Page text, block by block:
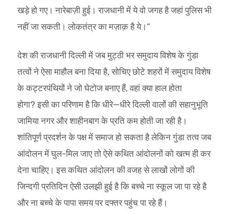
खड़े हो गए। नारेबाज़ी हुई। राजधानी में ये वो जगह है जहां पुलिस भी
नहीं जा सकती। लोकतंत्र का मज़ाक़ है ये।”
देश की राजधानी दिल्ली में जब मुट्ठी भर समुदाय विशेष के गुंडा
तत्वों ने ऐसा माहौल बना दिया है, सोचिए छोटे शहरों में समुदाय विशेष
के कट्टरपंथियों ने जो घेटोज बनाए हैं, वहां क्या हाल होता
होगा? इसी का परिणाम है कि धीरे—धीरे दिल्ली वालों की सहानुभूति
जामिया नगर और शाहीनबाग के प्रति कम होती जा रही है।
शांतिपूर्ण प्रदर्शन के पक्ष में समाज हो सकता है लेकिन गुंडा तत्व जब
आंदोलन में घुल-मिल जाए तो ऐसे कथित आंदोलनों को खत्म ही कर
देना चाहिए। इस कथित आंदोलन की वजह से लाखों लोगों की
जिन्दगी प्रतिदिन ऐसी उलझी हुई है कि बच्चे ना स्कूल जा पा रहे है
और ना बच्चे के पापा समय पर दफ्तर पहुंच पा रहे हैं।